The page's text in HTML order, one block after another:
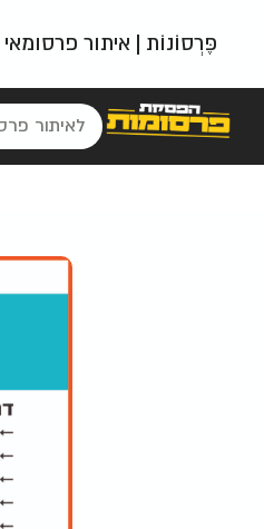
פֶּרְסוֹנוֹת | איתור פרסומאי